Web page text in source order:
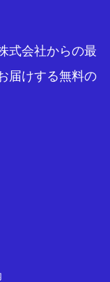
式会社からの最
届けする無料の